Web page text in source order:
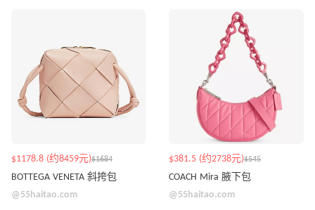
$1178.8 (约8459元)$1684
BOTTEGA VENETA 斜挎包
@55haitao.com
$381.5 (约2738元)$545
COACH Mira 腋下包
@55haitao.com